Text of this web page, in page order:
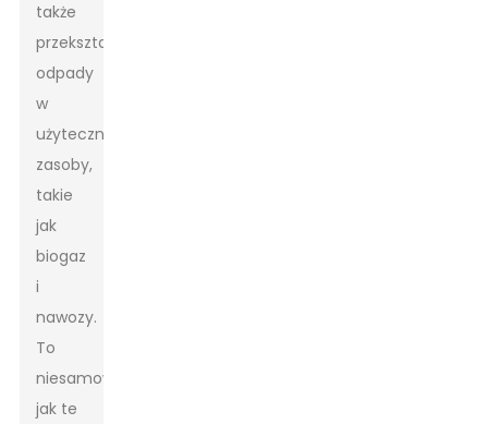
także
przekształcają
odpady
w
użyteczne
zasoby,
takie
jak
biogaz
i
nawozy.
To
niesamowite,
jak te